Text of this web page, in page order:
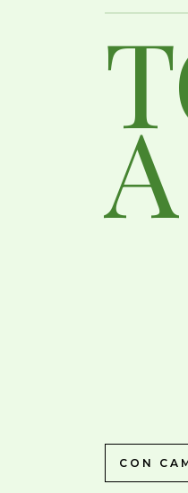
CON